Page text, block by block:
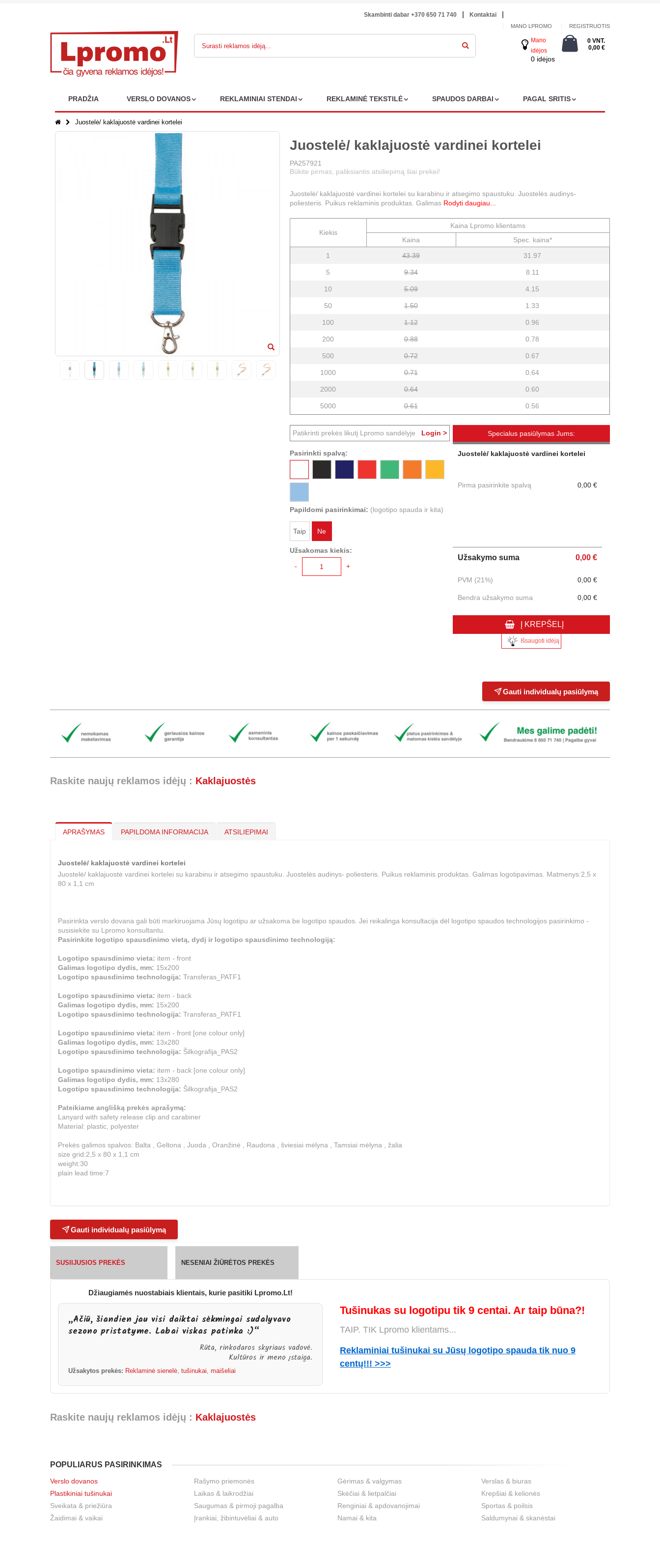
Skambinti dabar +370 650 71 740 Kontaktai
MANO LPROMO REGISTRUOTIS
Mano
idėjos
0 idėjos
0 VNT.
0,00 €
PRADŽIA VERSLO DOVANOS REKLAMINIAI STENDAI REKLAMINĖ TEKSTILĖ SPAUDOS DARBAI PAGAL SRITIS
Juostelė/ kaklajuostė vardinei kortelei
Juostelė/ kaklajuostė vardinei kortelei
PA257921
Būkite pirmas, paliksiantis atsiliepimą šiai prekei!
Juostelė/ kaklajuostė vardinei kortelei su karabinu ir atsegimo spaustuku. Juostelės audinys-
poliesteris. Puikus reklaminis produktas. Galimas Rodyti daugiau...
Kiekis
Kaina Lpromo klientams
Kaina
Spec. kaina*
1
43.39 31.97
5 9.34 8.11
10 5.09 4.15
50 1.50 1.33
100 1.12 0.96
200 0.88 0.78
500 0.72 0.67
1000 0.71 0.64
2000 0.64 0.60
5000 0.61 0.56
Patikrinti prekės likutį Lpromo sandėlyje Login >
Pasirinkti spalvą:
Papildomi pasirinkimai: (logotipo spauda ir kita)
Taip Ne
Užsakomas kiekis:
-
+
Specialus pasiūlymas Jums:
Juostelė/ kaklajuostė vardinei kortelei
Pirma pasirinkite spalvą 0,00 €
Užsakymo suma 0,00 €
PVM (21%) 0,00 €
Bendra užsakymo suma 0,00 €
Į KREPŠELĮ
Išsaugoti idėją
Gauti individualų pasiūlymą
Raskite naujų reklamos idėjų : Kaklajuostės
APRAŠYMAS PAPILDOMA INFORMACIJA ATSILIEPIMAI
Juostelė/ kaklajuostė vardinei kortelei
Juostelė/ kaklajuostė vardinei kortelei su karabinu ir atsegimo spaustuku. Juostelės audinys- poliesteris. Puikus reklaminis produktas. Galimas logotipavimas. Matmenys:2,5 x
80 x 1,1 cm
Pasirinkta verslo dovana gali būti markiruojama Jūsų logotipu ar užsakoma be logotipo spaudos. Jei reikalinga konsultacija dėl logotipo spaudos technologijos pasirinkimo -
susisiekite su Lpromo konsultantu.
Pasirinkite logotipo spausdinimo vietą, dydį ir logotipo spausdinimo technologiją:
Logotipo spausdinimo vieta: item - front
Galimas logotipo dydis, mm: 15x200
Logotipo spausdinimo technologija: Transferas_PATF1
Logotipo spausdinimo vieta: item - back
Galimas logotipo dydis, mm: 15x200
Logotipo spausdinimo technologija: Transferas_PATF1
Logotipo spausdinimo vieta: item - front [one colour only]
Galimas logotipo dydis, mm: 13x280
Logotipo spausdinimo technologija: Šilkografija_PAS2
Logotipo spausdinimo vieta: item - back [one colour only]
Galimas logotipo dydis, mm: 13x280
Logotipo spausdinimo technologija: Šilkografija_PAS2
Pateikiame anglišką prekės aprašymą:
Lanyard with safety release clip and carabiner
Material: plastic, polyester
Prekės galimos spalvos: Balta , Geltona , Juoda , Oranžinė , Raudona , šviesiai mėlyna , Tamsiai mėlyna , žalia
size grid:2,5 x 80 x 1,1 cm
weight:30
plain lead time:7
Gauti individualų pasiūlymą
SUSIIJUSIOS PREKĖS NESENIAI ŽIŪRĖTOS PREKĖS
`
Džiaugiamės nuostabiais klientais, kurie pasitiki Lpromo.Lt!
„Ačiū, šiandien jau visi daiktai sėkmingai sudalyvavo
sezono pristatyme. Labai viskas patinka :)“
Rūta, rinkodaros skyriaus vadovė.
Kultūros ir meno įstaiga.
Užsakytos prekės: Reklaminė sienelė, tušinukai, maišeliai
Tušinukas su logotipu tik 9 centai. Ar taip būna?!
TAIP. TIK Lpromo klientams...
Reklaminiai tušinukai su Jūsų logotipo spauda tik nuo 9
centų!!! >>>
Raskite naujų reklamos idėjų : Kaklajuostės
POPULIARUS PASIRINKIMAS
Verslo dovanos
Plastikiniai tušinukai
Sveikata & priežiūra
Žaidimai & vaikai
Rašymo priemonės
Laikas & laikrodžiai
Saugumas & pirmoji pagalba
Įrankiai, žibintuvėliai & auto
Gėrimas & valgymas
Skėčiai & lietpalčiai
Renginiai & apdovanojimai
Namai & kita
Verslas & biuras
Krepšiai & kelionės
Sportas & poilsis
Saldumynai & skanėstai